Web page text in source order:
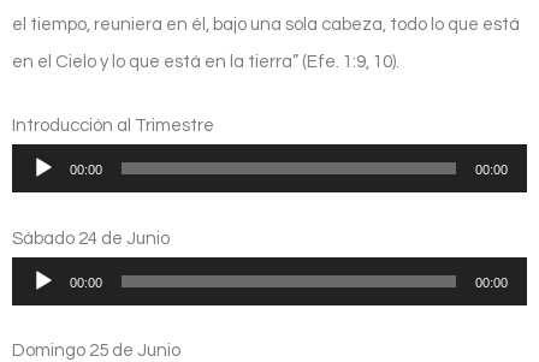
el tiempo, reuniera en él, bajo una sola cabeza, todo lo que está
en el Cielo y lo que está en la tierra” (Efe. 1:9, 10).
Introducción al Trimestre
Reproductor
audio
00:00 00:00
Sábado 24 de Junio
Reproductor
audio
00:00 00:00
Domingo 25 de Junio